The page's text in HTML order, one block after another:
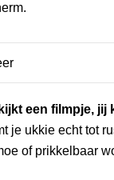
een filmpje, jij
je ukkie echt tot
of prikkelbaar